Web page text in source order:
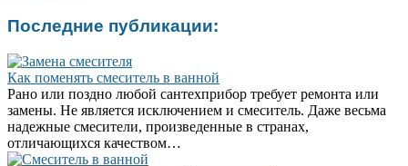
Последние публикации:
Как поменять смеситель в ванной
Рано или поздно любой сантехприбор требует ремонта или
замены. Не является исключением и смеситель. Даже весьма
надежные смесители, произведенные в странах,
отличающихся качеством…